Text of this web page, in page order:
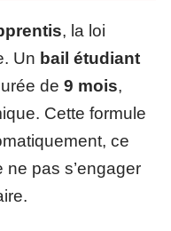
, la loi
Un bail étudiant
de 9 mois,
Cette formule
ce
pas s’engager